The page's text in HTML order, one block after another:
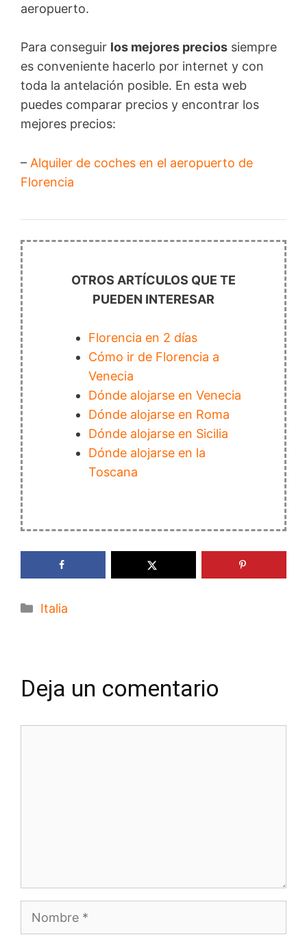
aeropuerto.
Para conseguir los mejores precios siempre
es conveniente hacerlo por internet y con
toda la antelación posible. En esta web
puedes comparar precios y encontrar los
mejores precios:
– Alquiler de coches en el aeropuerto de
Florencia
OTROS ARTÍCULOS QUE TE
PUEDEN INTERESAR
Florencia en 2 días
Cómo ir de Florencia a
Venecia
Dónde alojarse en Venecia
Dónde alojarse en Roma
Dónde alojarse en Sicilia
Dónde alojarse en la
Toscana
Categorías
Italia
Deja un comentario